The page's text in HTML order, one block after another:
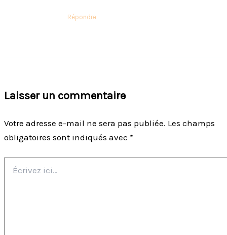
Répondre
Laisser un commentaire
Votre adresse e-mail ne sera pas publiée. Les champs
obligatoires sont indiqués avec *
ici…